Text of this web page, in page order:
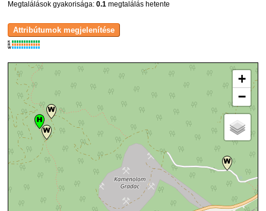
Megtalálások gyakorisága:0.1 megtalálás hetente
K
R
W
+
−